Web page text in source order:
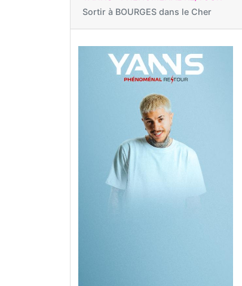
Sortir à BOURGES dans le Cher